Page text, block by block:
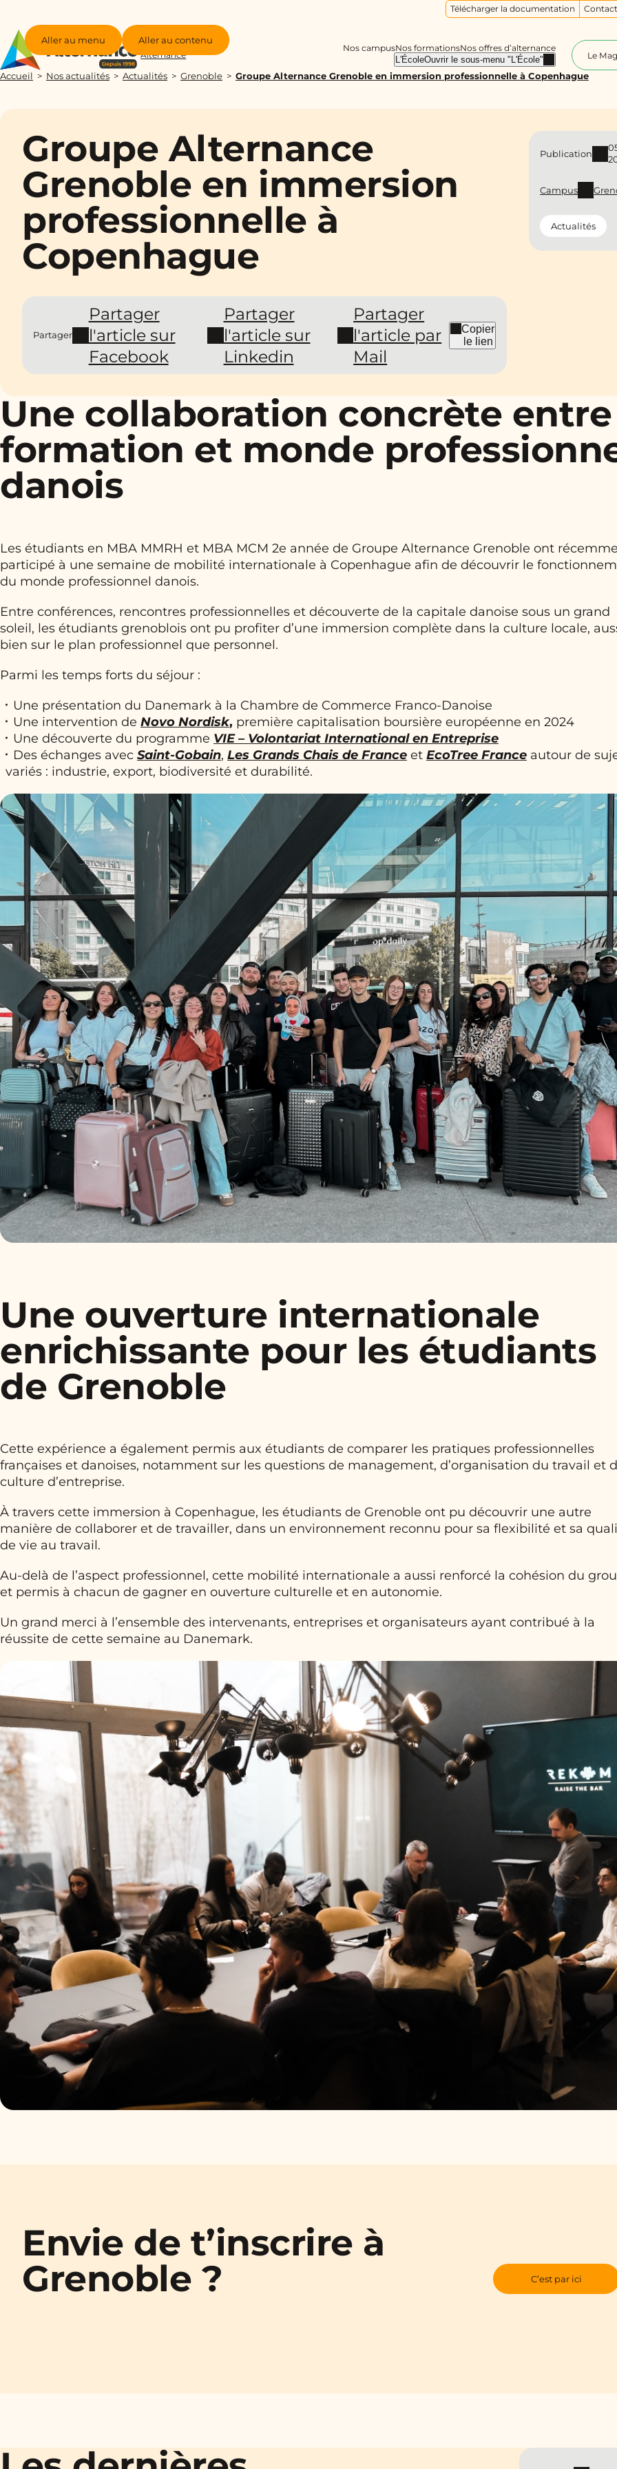
Aller au menu Aller au contenu
Groupe
Alternance
Nos campusNos formationsNos offres d’alternance
L'ÉcoleOuvrir le sous-menu "L'École" Le
Télécharger la documentation
Accueil Nos actualités Actualités Grenoble Groupe Alternance Grenoble en immersion professionnelle à Copenhague
Groupe Alternance
Grenoble en immersion
professionnelle à
Copenhague
Partager
Partager
l'article sur
Facebook
Partager
l'article sur
Linkedin
Partager
l'article par
Mail
Copier
le lien
Publication
Campus
Actualités
Une collaboration concrète entre
formation et monde
danois
Les étudiants en MBA MMRH et MBA MCM 2e année de Groupe Alternance Grenoble ont
participé à une semaine de mobilité internationale à Copenhague afin de découvrir le
du monde professionnel danois.
Entre conférences, rencontres professionnelles et découverte de la capitale danoise sous un grand
soleil, les étudiants grenoblois ont pu profiter d’une immersion complète dans la culture locale,
bien sur le plan professionnel que personnel.
Parmi les temps forts du séjour :
Une présentation du Danemark à la Chambre de Commerce Franco-Danoise
Une intervention de Novo Nordisk, première capitalisation boursière européenne en 2024
Une découverte du programme VIE – Volontariat International en Entreprise
Des échanges avec Saint-Gobain, Les Grands Chais de France et EcoTree France autour de
variés : industrie, export, biodiversité et durabilité.
Une ouverture internationale
enrichissante pour les étudiants
de Grenoble
Cette expérience a également permis aux étudiants de comparer les pratiques professionnelles
françaises et danoises, notamment sur les questions de management, d’organisation du travail et
culture d’entreprise.
À travers cette immersion à Copenhague, les étudiants de Grenoble ont pu découvrir une autre
manière de collaborer et de travailler, dans un environnement reconnu pour sa flexibilité et sa
de vie au travail.
Au-delà de l’aspect professionnel, cette mobilité internationale a aussi renforcé la cohésion du
et permis à chacun de gagner en ouverture culturelle et en autonomie.
Un grand merci à l’ensemble des intervenants, entreprises et organisateurs ayant contribué à la
réussite de cette semaine au Danemark.
Envie de t’inscrire à
Grenoble ?
C’est par ici